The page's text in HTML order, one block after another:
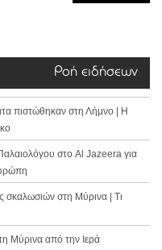
Ροή ειδήσεων
πιστώθηκαν στη Λήμνο | Η
στο Al Jazeera για
σκαλωσιών στη Μύρινα | Τι
Μύρινα από την Ιερά